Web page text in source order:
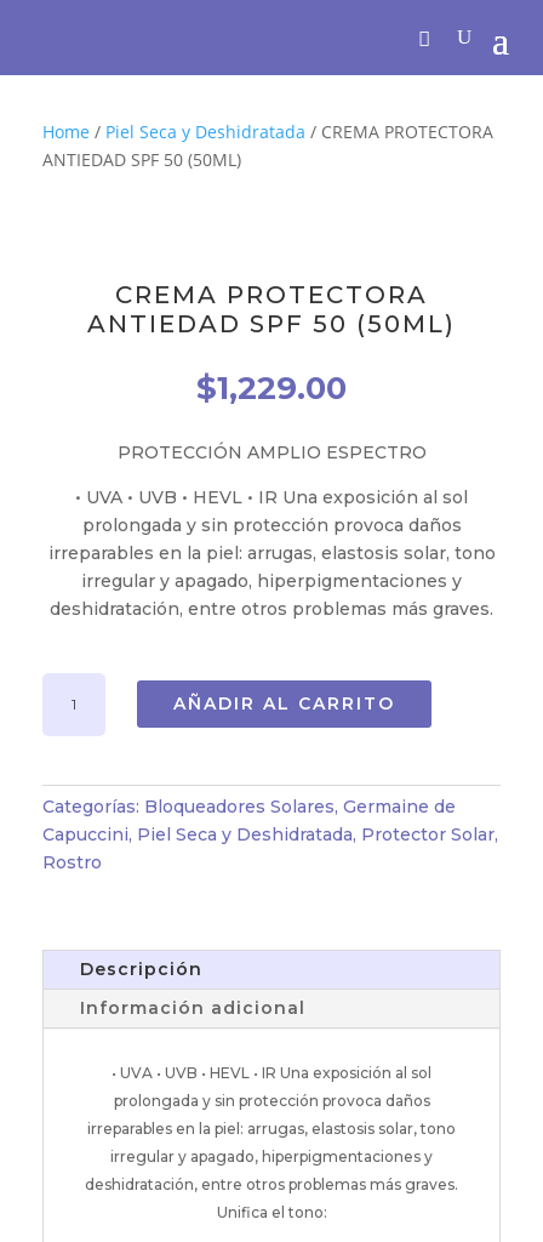
Home / Piel Seca y Deshidratada / CREMA PROTECTORA
ANTIEDAD SPF 50 (50ML)
CREMA PROTECTORA
ANTIEDAD SPF 50 (50ML)
$1,229.00
PROTECCIÓN AMPLIO ESPECTRO
• UVA • UVB • HEVL • IR Una exposición al sol
prolongada y sin protección provoca daños
irreparables en la piel: arrugas, elastosis solar, tono
irregular y apagado, hiperpigmentaciones y
deshidratación, entre otros problemas más graves.
PROTECTORA
ANTIEDAD
50
(50ML)
cantidad
AÑADIR AL CARRITO
Categorías: Bloqueadores Solares, Germaine de
Capuccini, Piel Seca y Deshidratada, Protector Solar,
Rostro
Descripción
Información adicional
• UVA • UVB • HEVL • IR Una exposición al sol
prolongada y sin protección provoca daños
irreparables en la piel: arrugas, elastosis solar, tono
irregular y apagado, hiperpigmentaciones y
deshidratación, entre otros problemas más graves.
Unifica el tono: